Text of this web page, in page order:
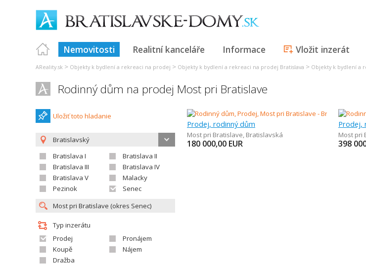
Nemovitosti Realitní kanceláře Informace Vložit inzerát
AReality.sk > Objekty k bydlení a rekreaci na prodej > Objekty k bydlení a rekreaci na prodej Bratislava > Objekty k bydlení a
Rodinný dům na prodej Most pri Bratislave
Uložiť toto hladanie
Bratislavský
Bratislava I
Bratislava II
Bratislava III
Bratislava IV
Bratislava V
Malacky
Pezinok
Senec
Typ inzerátu
Prodej
Pronájem
Koupě
Nájem
Dražba
Prodej, rodinný dům
Most pri Bratislave, Bratislavská
180 000,00 EUR
Prodej,
Most pri
398